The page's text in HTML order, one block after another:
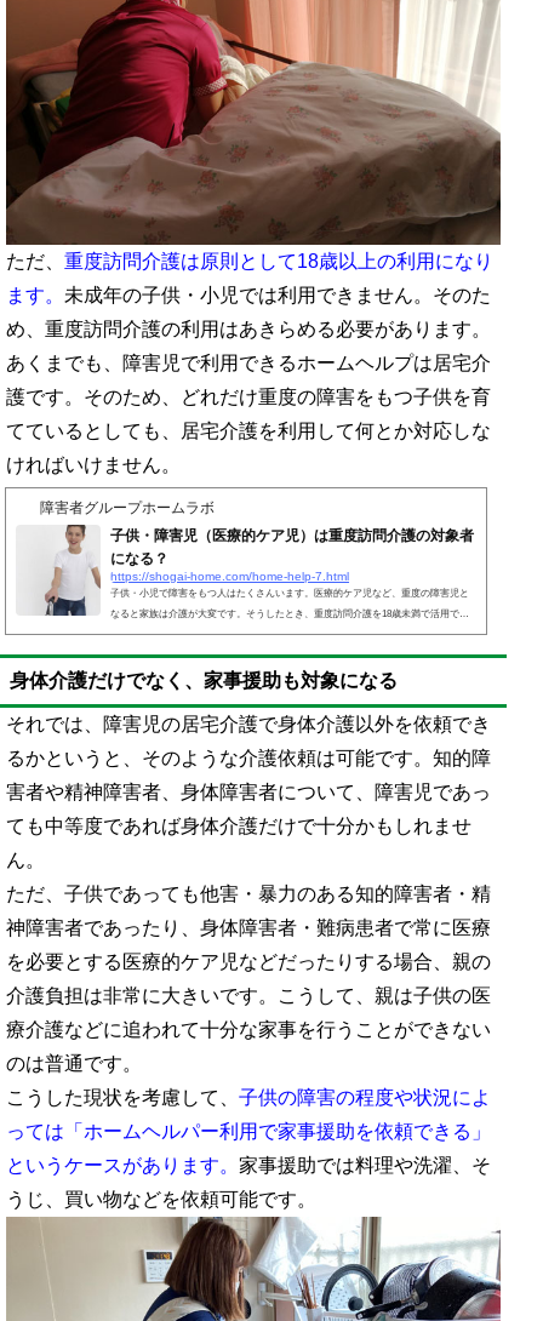
ただ、 重度訪問介護は原則として18歳以上の利用になり
ます。 未成年の子供・小児では利用できません。そのた
め、重度訪問介護の利用はあきらめる必要があります。
あくまでも、障害児で利用できるホームヘルプは居宅介
護です。そのため、どれだけ重度の障害をもつ子供を育
てているとしても、居宅介護を利用して何とか対応しな
ければいけません。
障害者グループホームラボ
子供・障害児（医療的ケア児）は重度訪問介護の対象者
になる？
https://shogai-home.com/home-help-7.html
子供・小児で障害をもつ人はたくさんいます。医療的ケア児など、重度の障害児と
なると家族は介護が大変です。そうしたとき、重度訪問介護を18歳未満で活用でき
るのか考えます。24時間の連続介護を可能とするのが重度訪問介護です。そのため
重度訪問介護を利用できる場合、介護負担を大幅に軽減できるようになります。18
歳未満であっても、場合によっては重度訪問介護を利用できます。ただ年齢を考慮
介護を有効利用するといいです。それでは、18歳未満の子...
身体介護だけでなく、家事援助も対象になる
それでは、障害児の居宅介護で身体介護以外を依頼でき
るかというと、そのような介護依頼は可能です。知的障
害者や精神障害者、身体障害者について、障害児であっ
ても中等度であれば身体介護だけで十分かもしれませ
ん。
ただ、子供であっても他害・暴力のある知的障害者・精
神障害者であったり、身体障害者・難病患者で常に医療
を必要とする医療的ケア児などだったりする場合、親の
介護負担は非常に大きいです。こうして、親は子供の医
療介護などに追われて十分な家事を行うことができない
のは普通です。
こうした現状を考慮して、 子供の障害の程度や状況によ
っては「ホームヘルパー利用で家事援助を依頼できる」
というケースがあります。 家事援助では料理や洗濯、そ
うじ、買い物などを依頼可能です。